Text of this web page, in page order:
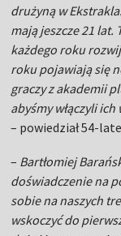
drużyną w
mają jeszcze 21 lat.
każdego roku
roku pojawiają się
graczy z akademii
abyśmy włączyli
– powiedział 54-
– Bartłomiej
doświadczenie na
sobie na naszych
wskoczyć do